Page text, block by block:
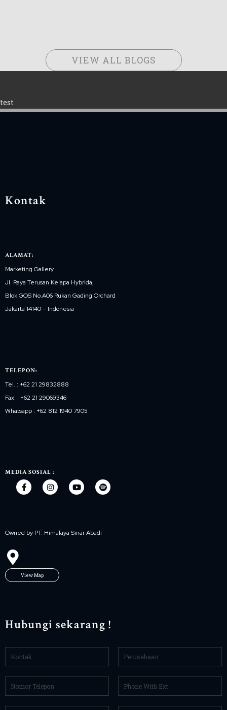
VIEW ALL BLOGS
test
Kontak
ALAMAT:
Marketing Gallery
Jl. Raya Terusan Kelapa Hybrida,
Blok GOS No.A06 Rukan Gading Orchard
Jakarta 14140 – Indonesia
TELEPON:
Tel. : +62 21 29832888
Fax. : +62 21 29069346
Whatsapp : +62 812 1940 7905
MEDIA SOSIAL :
Owned by PT. Himalaya Sinar Abadi
View Map
Hubungi sekarang !